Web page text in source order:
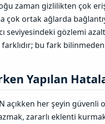
zaman gizlilikten çok
çok ortak ağlarda
seviyesindeki gözlemi
bu fark bilinmeden
Yapılan
açıkken her şeyin
zararlı eklenti